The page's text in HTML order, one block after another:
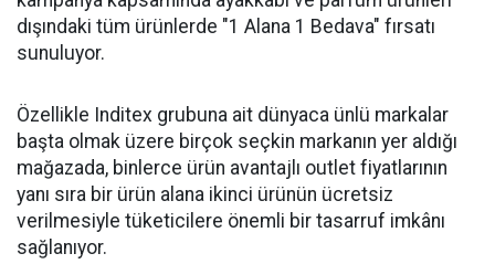
dışındaki tüm ürünlerde "1 Alana 1 Bedava" fırsatı
sunuluyor.
Özellikle Inditex grubuna ait dünyaca ünlü markalar
başta olmak üzere birçok seçkin markanın yer aldığı
mağazada, binlerce ürün avantajlı outlet fiyatlarının
yanı sıra bir ürün alana ikinci ürünün ücretsiz
verilmesiyle tüketicilere önemli bir tasarruf imkânı
sağlanıyor.